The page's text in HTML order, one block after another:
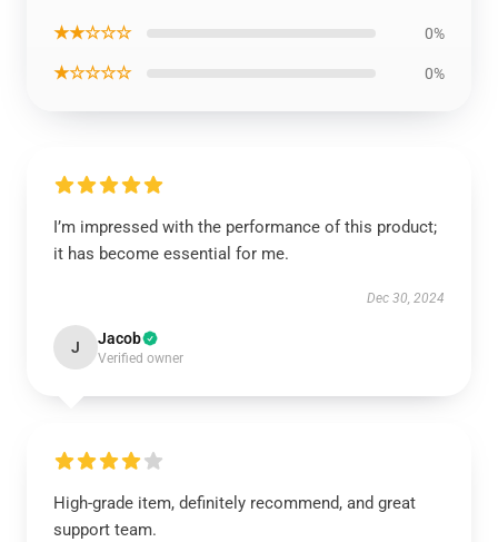
★★☆☆☆ 0%
★☆☆☆☆ 0%
I’m impressed with the performance of this product;
it has become essential for me.
Dec 30, 2024
J Jacob
Verified owner
High-grade item, definitely recommend, and great
support team.